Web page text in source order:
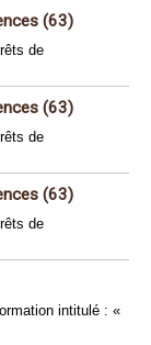
(63)
de
(63)
de
(63)
de
intitulé : «